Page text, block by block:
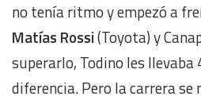
no tenía ritmo y empezó a
Matías Rossi(Toyota) y
superarlo, Todino les llevaba
diferencia. Pero la carrera